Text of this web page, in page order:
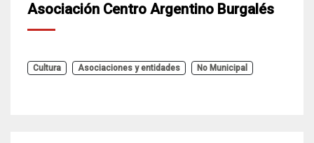
Asociación Centro Argentino Burgalés
Cultura Asociaciones y entidades No Municipal